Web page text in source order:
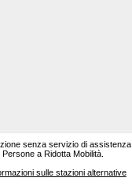
senza servizio di assistenza
Persone a Ridotta Mobilità.
sulle stazioni alternative